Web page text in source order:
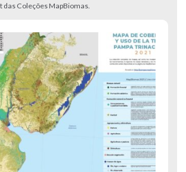
das Coleções MapBiomas.